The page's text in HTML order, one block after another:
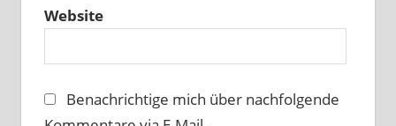
Website
Benachrichtige mich über nachfolgende